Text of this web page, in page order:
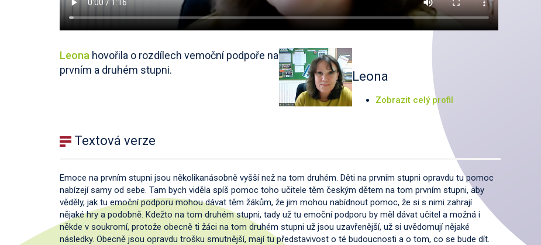
Leona hovořila o rozdílech vemoční podpoře na
prvním a druhém stupni.
Leona
Zobrazit celý profil
Textová verze
Emoce na prvním stupni jsou několikanásobně vyšší než na tom druhém. Děti na prvním stupni opravdu tu pomoc
nabízejí samy od sebe. Tam bych viděla spíš pomoc toho učitele těm českým dětem na tom prvním stupni, aby
věděly, jak tu emoční podporu mohou dávat těm žákům, že jim mohou nabídnout pomoc, že si s nimi zahrají
nějaké hry a podobně. Kdežto na tom druhém stupni, tady už tu emoční podporu by měl dávat učitel a možná i
někde v soukromí, protože obecně ti žáci na tom druhém stupni už jsou uzavřenější, už si uvědomují nějaké
následky. Obecně jsou opravdu trošku smutnější, mají tu představivost o té budoucnosti a o tom, co se bude dít.